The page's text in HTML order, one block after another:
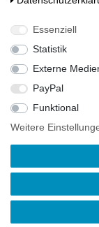
Fr:
Copyright 2026
Essenziell
Statistik
Externe
PayPal
Funktional
Weitere